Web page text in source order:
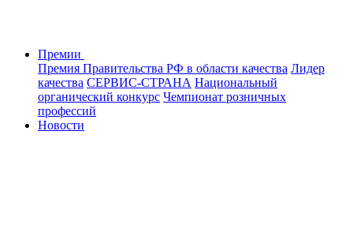
Премии
Премия Правительства РФ в области качества Лидер
качества СЕРВИС-СТРАНА Национальный
органический конкурс Чемпионат розничных
профессий
Новости